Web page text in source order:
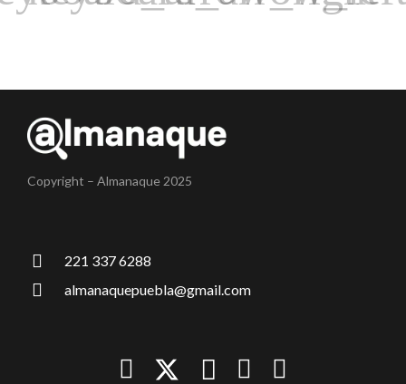
Copyright – Almanaque 2025
221 337 6288
almanaquepuebla@gmail.com